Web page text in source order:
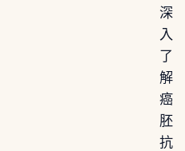
深
入
了
解
癌
胚
抗